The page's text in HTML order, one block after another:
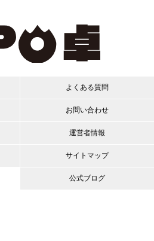
よくある質問
お問い合わせ
運営者情報
サイトマップ
公式ブログ